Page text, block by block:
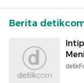
Berita